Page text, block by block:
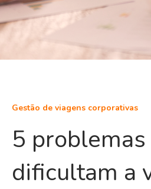
Gestão de viagens corporativas
5 problemas
dificultam a